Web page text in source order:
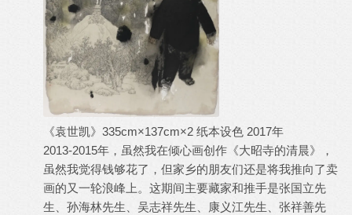
《袁世凯》335cm×137cm×2 纸本设色 2017年
2013-2015年，虽然我在倾心画创作《大昭寺的清晨》，
虽然我觉得钱够花了，但家乡的朋友们还是将我推向了卖
画的又一轮浪峰上。这期间主要藏家和推手是张国立先
生、孙海林先生、吴志祥先生、康义江先生、张祥善先